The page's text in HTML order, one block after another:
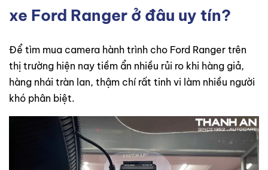
xe Ford Ranger ở đâu uy tín?
Để tìm mua camera hành trình cho Ford Ranger trên
thị trường hiện nay tiềm ẩn nhiều rủi ro khi hàng giả,
hàng nhái tràn lan, thậm chí rất tinh vi làm nhiều người
khó phân biệt.